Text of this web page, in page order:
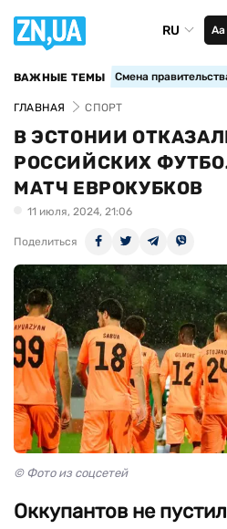
RU Аа
ВАЖНЫЕ ТЕМЫ Смена
ГЛАВНАЯ СПОРТ
В ЭСТОНИИ
РОССИЙСКИХ
МАТЧ ЕВРОКУБКОВ
11 июля, 2024, 21:06
Поделиться
© Фото из соцсетей
Оккупантов не